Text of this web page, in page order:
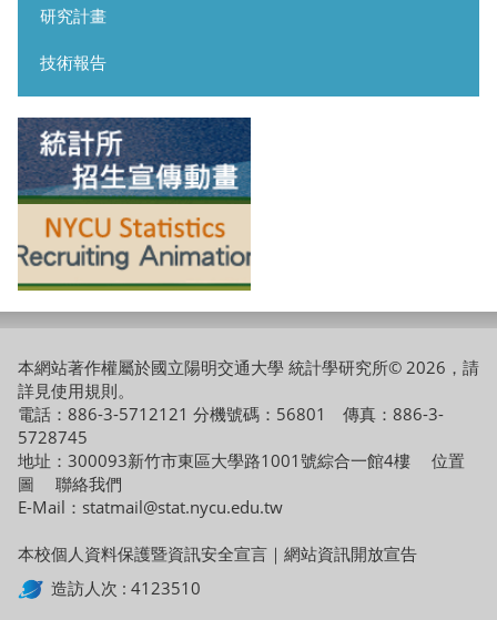
研究計畫
技術報告
本網站著作權屬於國立陽明交通大學 統計學研究所© 2026，請
詳見使用規則。
電話：886-3-5712121 分機號碼：56801 傳真：886-3-
5728745
地址：300093新竹市東區大學路1001號綜合一館4樓 位置
圖
聯絡我們
E-Mail：statmail@stat.nycu.edu.tw
本校個人資料保護暨資訊安全宣言 ｜ 網站資訊開放宣告
造訪人次 : 4123510